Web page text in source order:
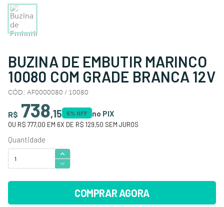
BUZINA DE EMBUTIR MARINCO
10080 COM GRADE BRANCA 12V
CÓD.: AF0000080 / 10080
R$ 738,15 5% OFF no PIX
OU R$ 777,00 EM 6X DE R$ 129,50 SEM JUROS
COMPRAR AGORA